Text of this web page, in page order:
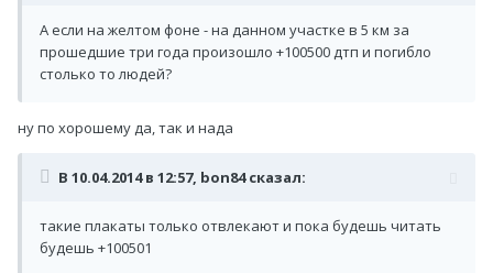
А если на желтом фоне - на данном участке в 5 км за
прошедшие три года произошло +100500 дтп и погибло
столько то людей?
ну по хорошему да, так и нада
В 10.04.2014 в 12:57, bon84 сказал:
такие плакаты только отвлекают и пока будешь читать
будешь +100501